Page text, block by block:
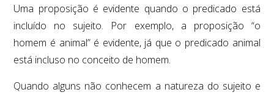
Uma proposição é evidente quando o predicado está
incluído no sujeito. Por exemplo, a proposição “o
homem é animal” é evidente, já que o predicado animal
está incluso no conceito de homem.
Quando alguns não conhecem a natureza do sujeito e